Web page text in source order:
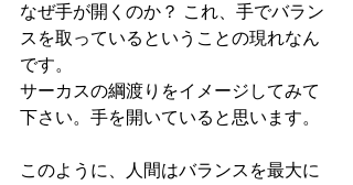
なぜ手が開くのか？ これ、手でバラン
スを取っているということの現れなん
です。
サーカスの綱渡りをイメージしてみて
下さい。手を開いていると思います。
このように、人間はバランスを最大に